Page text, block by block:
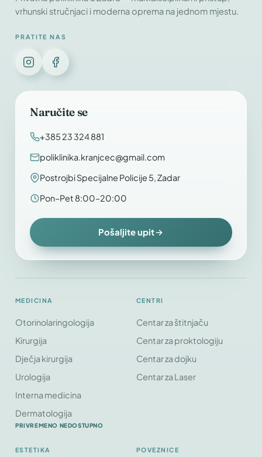
vrhunski stručnjaci i moderna oprema na jednom mjestu.
PRATITE NAS
Naručite se
+385 23 324 881
poliklinika.kranjcec@gmail.com
Postrojbi Specijalne Policije 5, Zadar
Pon–Pet 8:00–20:00
Pošaljite upit
MEDICINA
Otorinolaringologija
Kirurgija
Dječja kirurgija
Urologija
Interna medicina
Dermatologija
PRIVREMENO NEDOSTUPNO
CENTRI
Centar za štitnjaču
Centar za proktologiju
Centar za dojku
Centar za Laser
ESTETIKA POVEZNICE